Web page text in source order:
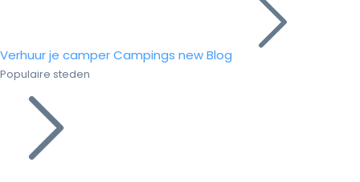
Verhuur je camperCampings newBlog
Populaire steden